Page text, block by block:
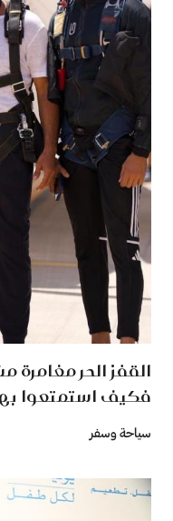
القفز الحر
فكيف استمتعوا
سياحة وسفر